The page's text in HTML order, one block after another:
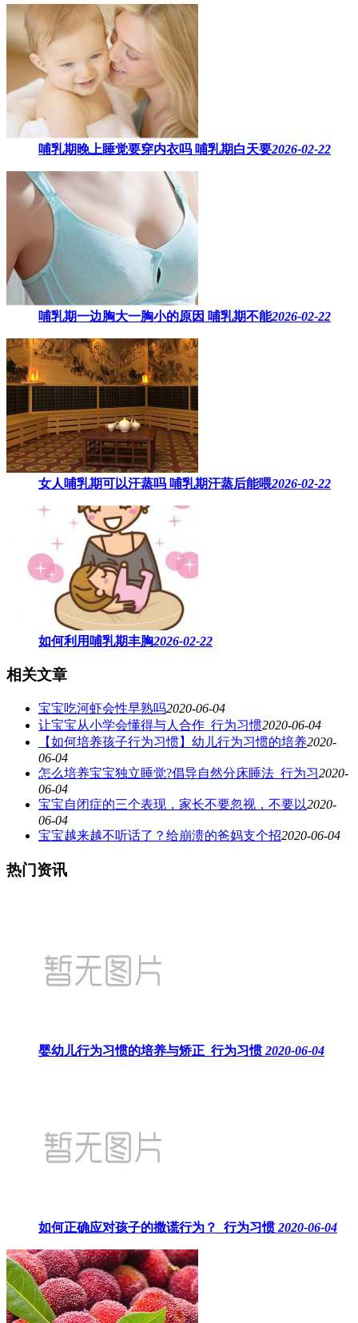
哺乳期晚上睡觉要穿内衣吗​ 哺乳期白天要2026-02-22
哺乳期一边胸大一胸小的原因​ 哺乳期不能2026-02-22
女人哺乳期可以汗蒸吗 ​哺乳期汗蒸后能喂2026-02-22
如何利用哺乳期丰胸2026-02-22
相关文章
宝宝吃河虾会性早熟吗2020-06-04
让宝宝从小学会懂得与人合作_行为习惯2020-06-04
【如何培养孩子行为习惯】幼儿行为习惯的培养2020-
06-04
怎么培养宝宝独立睡觉?倡导自然分床睡法_行为习2020-
06-04
宝宝自闭症的三个表现，家长不要忽视，不要以2020-
06-04
宝宝越来越不听话了？给崩溃的爸妈支个招2020-06-04
热门资讯
婴幼儿行为习惯的培养与矫正_行为习惯 2020-06-04
如何正确应对孩子的撒谎行为？_行为习惯 2020-06-04